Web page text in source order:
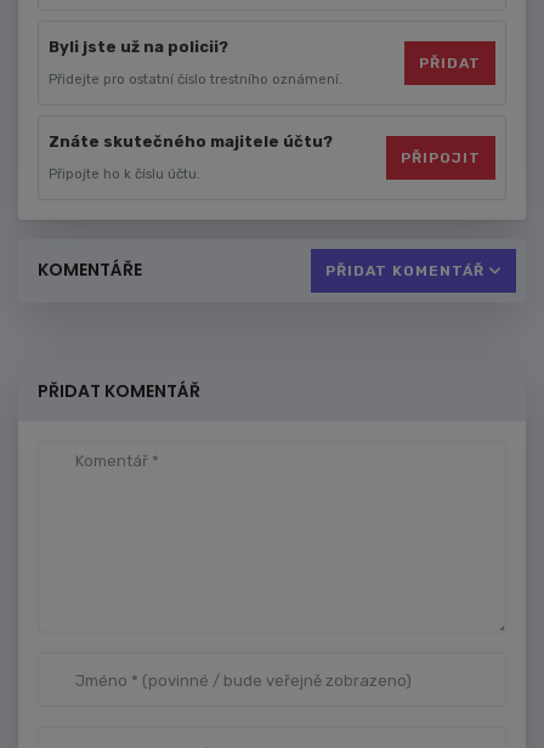
Byli jste už na policii?
Přidejte pro ostatní číslo trestního oznámení.
PŘIDAT
Znáte skutečného majitele účtu?
Připojte ho k číslu účtu.
PŘIPOJIT
KOMENTÁŘE PŘIDAT KOMENTÁŘ
PŘIDAT KOMENTÁŘ